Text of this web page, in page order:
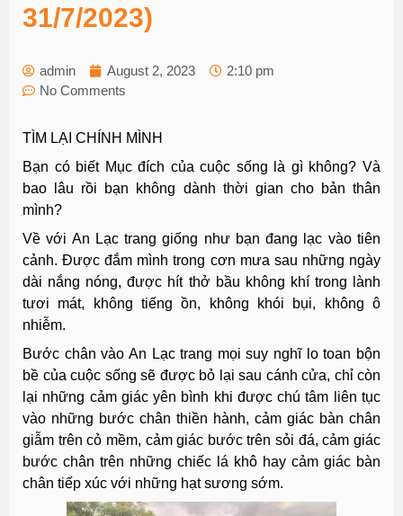
31/7/2023)
admin August 2, 2023
2:10 pm
No Comments
TÌM LẠI CHÍNH MÌNH
Bạn có biết Mục đích của cuộc sống là gì không? Và
bao lâu rồi bạn không dành thời gian cho bản thân
mình?
Về với An Lạc trang giống như bạn đang lạc vào tiên
cảnh. Được đắm mình trong cơn mưa sau những ngày
dài nắng nóng, được hít thở bầu không khí trong lành
tươi mát, không tiếng ồn, không khói bụi, không ô
nhiễm.
Bước chân vào An Lạc trang mọi suy nghĩ lo toan bộn
bề của cuộc sống sẽ được bỏ lại sau cánh cửa, chỉ còn
lại những cảm giác yên bình khi được chú tâm liên tục
vào những bước chân thiền hành, cảm giác bàn chân
giẫm trên cỏ mềm, cảm giác bước trên sỏi đá, cảm giác
bước chân trên những chiếc lá khô hay cảm giác bàn
chân tiếp xúc với những hạt sương sớm.